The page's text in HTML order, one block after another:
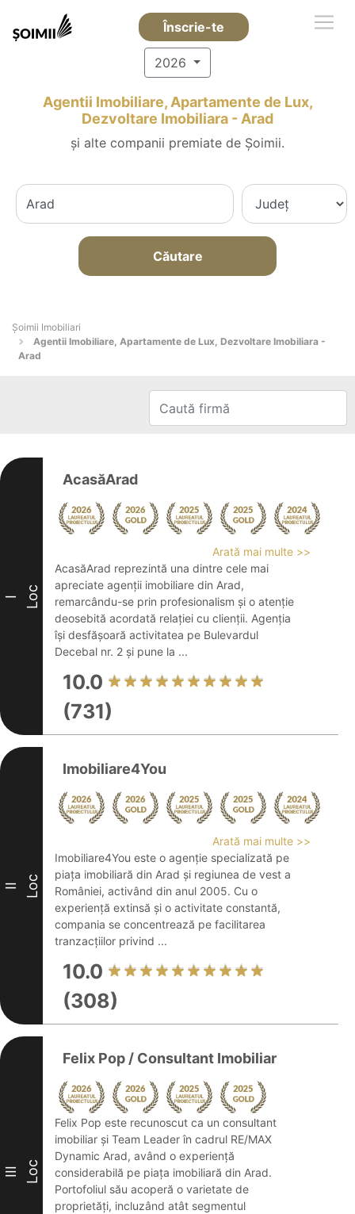
Înscrie-te
2026
Agentii Imobiliare, Apartamente de Lux,
Dezvoltare Imobiliara - Arad
și alte companii premiate de Șoimii.
Căutare
Șoimii Imobiliari
Agentii Imobiliare, Apartamente de Lux, Dezvoltare Imobiliara -
Arad
I Loc
AcasăArad
Arată mai multe >>
AcasăArad reprezintă una dintre cele mai
apreciate agenții imobiliare din Arad,
remarcându-se prin profesionalism și o atenție
deosebită acordată relației cu clienții. Agenția
își desfășoară activitatea pe Bulevardul
Decebal nr. 2 și pune la ...
10.0
(731)
II Loc
Imobiliare4You
Arată mai multe >>
Imobiliare4You este o agenție specializată pe
piața imobiliară din Arad și regiunea de vest a
României, activând din anul 2005. Cu o
experiență extinsă și o activitate constantă,
compania se concentrează pe facilitarea
tranzacțiilor privind ...
10.0
(308)
III Loc
Felix Pop / Consultant Imobiliar
Felix Pop este recunoscut ca un consultant
imobiliar și Team Leader în cadrul RE/MAX
Dynamic Arad, având o experiență
considerabilă pe piața imobiliară din Arad.
Portofoliul său acoperă o varietate de
proprietăți, incluzând atât segmentul